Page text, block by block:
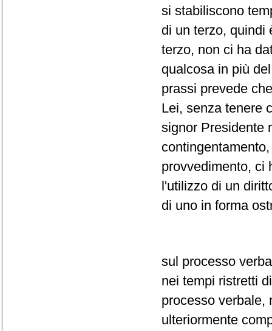
si stabiliscono
di un terzo, quindi
terzo, non ci ha
qualcosa in più
prassi prevede
Lei, senza tenere
signor Presidente
provvedimento, ci
l'utilizzo di un
di uno in forma
sul processo
nei tempi ristretti
processo verbale,
ulteriormente